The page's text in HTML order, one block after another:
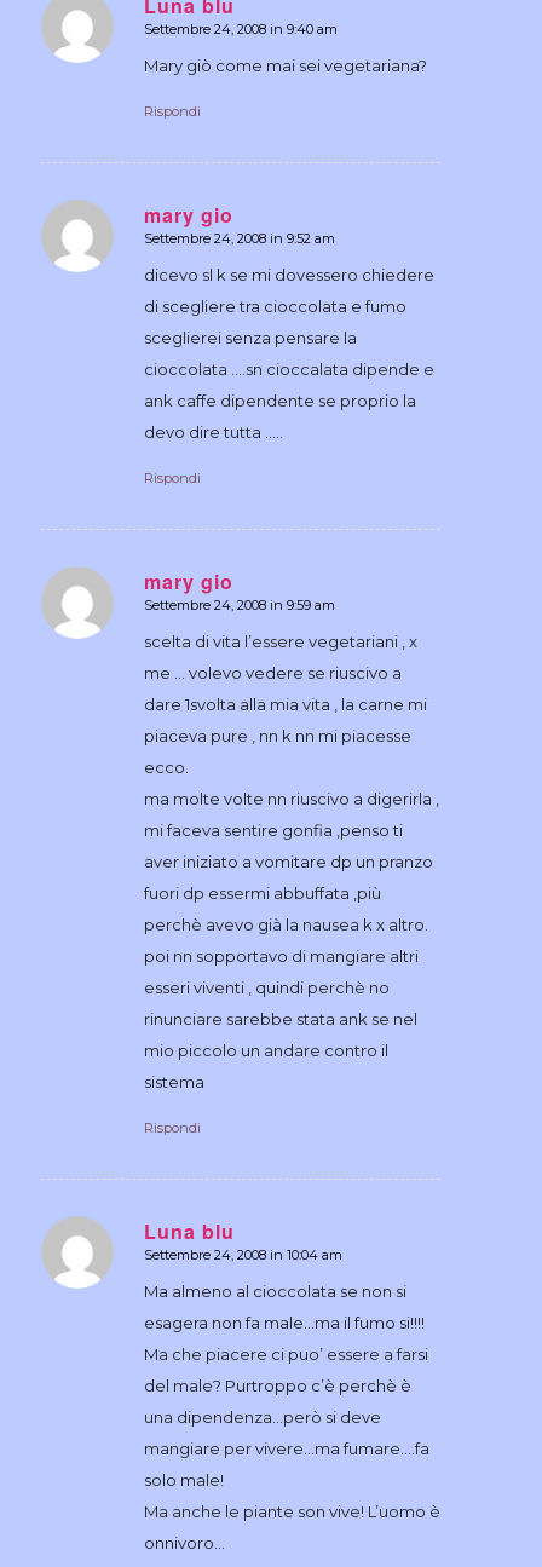
dice:
Settembre 24, 2008 in 9:40 am
Mary giò come mai sei vegetariana?
Rispondi
mary gio
dice:
Settembre 24, 2008 in 9:52 am
dicevo sl k se mi dovessero chiedere
di scegliere tra cioccolata e fumo
sceglierei senza pensare la
cioccolata ….sn cioccalata dipende e
ank caffe dipendente se proprio la
devo dire tutta …..
Rispondi
mary gio
dice:
Settembre 24, 2008 in 9:59 am
scelta di vita l’essere vegetariani , x
me … volevo vedere se riuscivo a
dare 1svolta alla mia vita , la carne mi
piaceva pure , nn k nn mi piacesse
ecco.
ma molte volte nn riuscivo a digerirla ,
mi faceva sentire gonfia ,penso ti
aver iniziato a vomitare dp un pranzo
fuori dp essermi abbuffata ,più
perchè avevo già la nausea k x altro.
poi nn sopportavo di mangiare altri
esseri viventi , quindi perchè no
rinunciare sarebbe stata ank se nel
mio piccolo un andare contro il
sistema
Rispondi
Luna blu
dice:
Settembre 24, 2008 in 10:04 am
Ma almeno al cioccolata se non si
esagera non fa male…ma il fumo si!!!!
Ma che piacere ci puo’ essere a farsi
del male? Purtroppo c’è perchè è
una dipendenza…però si deve
mangiare per vivere…ma fumare….fa
solo male!
Ma anche le piante son vive! L’uomo è
onnivoro…